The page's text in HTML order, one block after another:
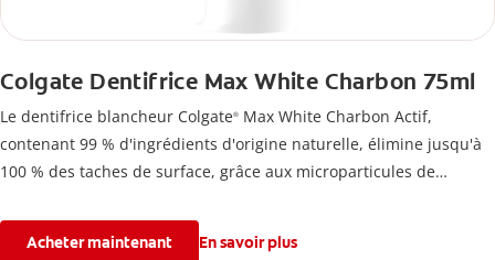
Colgate Dentifrice Max White Charbon 75ml
Le dentifrice blancheur Colgate® Max White Charbon Actif,
contenant 99 % d'ingrédients d'origine naturelle, élimine jusqu'à
100 % des taches de surface, grâce aux microparticules de
préservant un email solide et des gencives saines
Acheter maintenant En savoir plus